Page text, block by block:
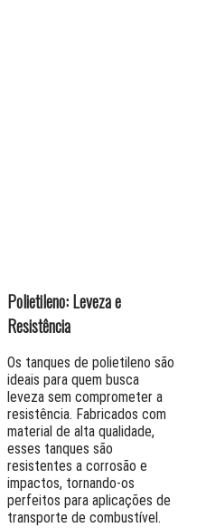
Polietileno: Leveza e
Resistência
Os tanques de polietileno são
ideais para quem busca
leveza sem comprometer a
resistência. Fabricados com
material de alta qualidade,
esses tanques são
resistentes a corrosão e
impactos, tornando-os
perfeitos para aplicações de
transporte de combustível.